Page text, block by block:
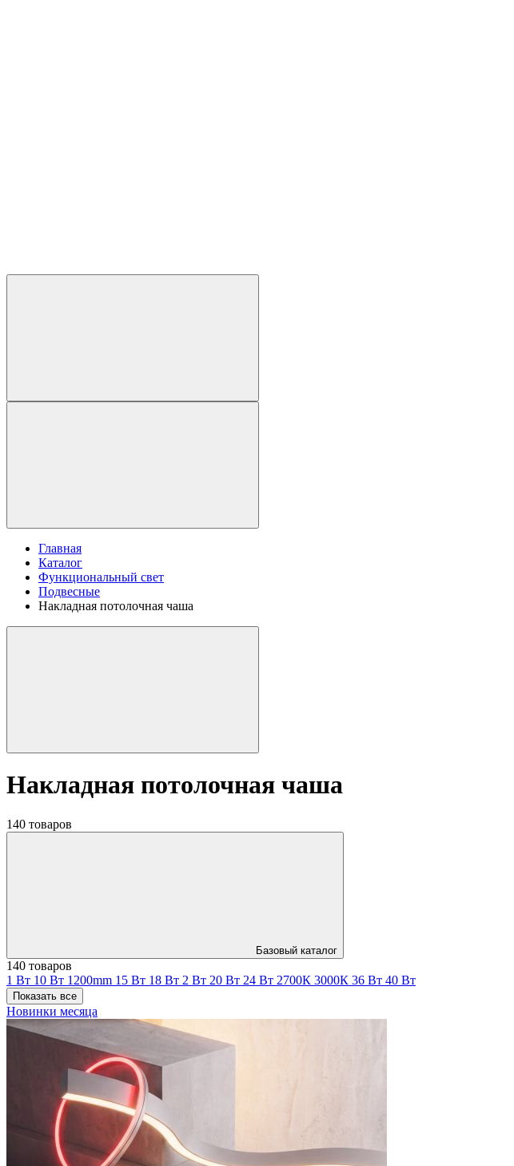
Главная
Каталог
Функциональный свет
Подвесные
Накладная потолочная чаша
Накладная потолочная чаша
140 товаров
Базовый каталог
140 товаров
1 Вт 10 Вт 1200mm 15 Вт 18 Вт 2 Вт 20 Вт 24 Вт 2700К 3000К 36 Вт 40 Вт
Показать все
Новинки месяца